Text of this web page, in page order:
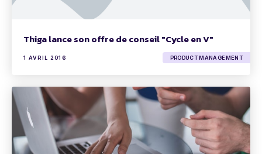
Thiga lance son offre de conseil "Cycle en V"
1 AVRIL 2016 PRODUCT MANAGEMENT